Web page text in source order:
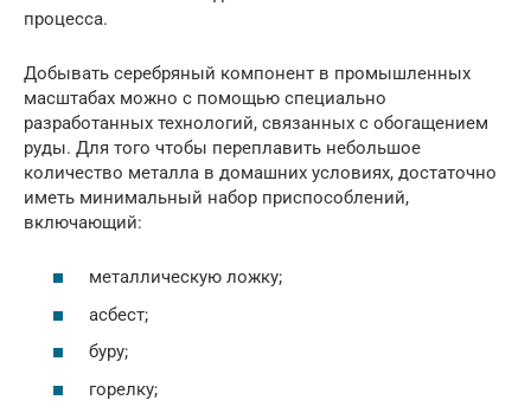
процесса.
Добывать серебряный компонент в промышленных
масштабах можно с помощью специально
разработанных технологий, связанных с обогащением
руды. Для того чтобы переплавить небольшое
количество металла в домашних условиях, достаточно
иметь минимальный набор приспособлений,
включающий:
металлическую ложку;
асбест;
буру;
горелку;